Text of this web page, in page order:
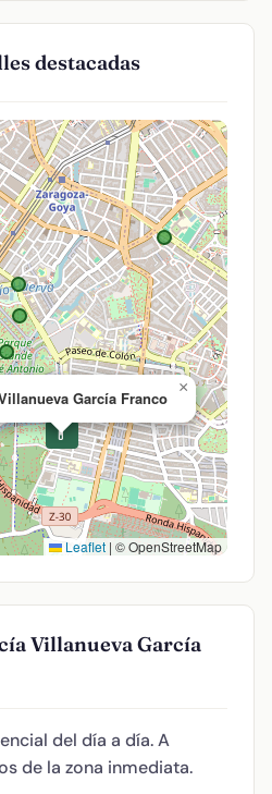
destacadas
💊
García Franco
×
Leaflet | © OpenStreetMap
Villanueva García
del día a día. A
de la zona inmediata.